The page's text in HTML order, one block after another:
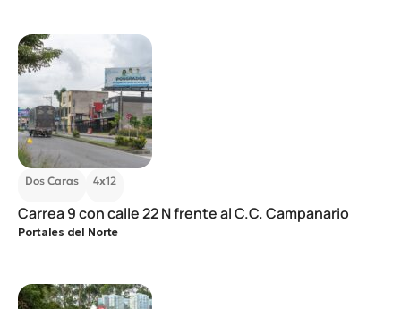
Dos Caras 4x12
Carrea 9 con calle 22 N frente al C.C. Campanario
Portales del Norte